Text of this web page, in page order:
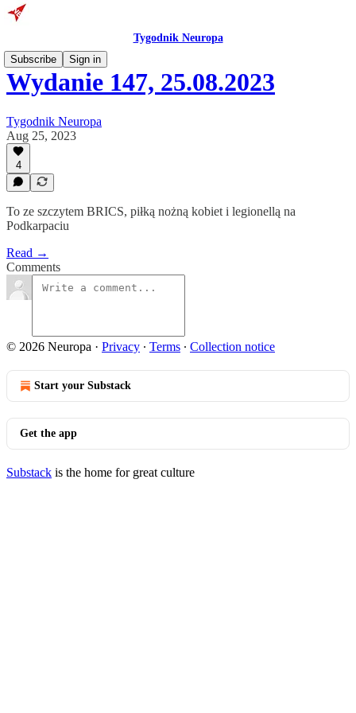
Tygodnik Neuropa
Subscribe
Sign in
Wydanie 147, 25.08.2023
Tygodnik Neuropa
Aug 25, 2023
4
To ze szczytem BRICS, piłką nożną kobiet i legionellą na
Podkarpaciu
Read →
Comments
© 2026 Neuropa · Privacy ∙ Terms ∙ Collection notice
Start your Substack
Get the app
Substack is the home for great culture